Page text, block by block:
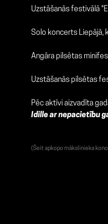
Uzstāšanās festivālā
Solo koncerts Liepājā,
Angāra pilsētas
Uzstāšanās pilsētas
Pēc aktīvi aizvadīta
Idille ar nepacietību
(Šeit apkopo mākslinieka